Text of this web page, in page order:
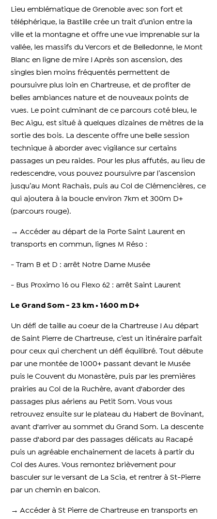
Lieu emblématique de Grenoble avec son fort et
téléphérique, la Bastille crée un trait d’union entre la
ville et la montagne et offre une vue imprenable sur la
vallée, les massifs du Vercors et de Belledonne, le Mont
Blanc en ligne de mire ! Après son ascension, des
singles bien moins fréquentés permettent de
poursuivre plus loin en Chartreuse, et de profiter de
belles ambiances nature et de nouveaux points de
vues. Le point culminant de ce parcours coté bleu, le
Bec Aigu, est situé à quelques dizaines de mètres de la
sortie des bois. La descente offre une belle session
technique à aborder avec vigilance sur certains
passages un peu raides. Pour les plus affutés, au lieu de
redescendre, vous pouvez poursuivre par l’ascension
jusqu’au Mont Rachais, puis au Col de Clémencières, ce
qui ajoutera à la boucle environ 7km et 300m D+
(parcours rouge).
→ Accéder au départ de la Porte Saint Laurent en
transports en commun, lignes M Réso :
- Tram B et D : arrêt Notre Dame Musée
- Bus Proximo 16 ou Flexo 62 : arrêt Saint Laurent
Le Grand Som - 23 km • 1600 m D+
Un défi de taille au coeur de la Chartreuse ! Au départ
de Saint Pierre de Chartreuse, c’est un itinéraire parfait
pour ceux qui cherchent un défi équilibré. Tout débute
par une montée de 1000+ passant devant le Musée
puis le Couvent du Monastère, puis par les premières
prairies au Col de la Ruchère, avant d'aborder des
passages plus aériens au Petit Som. Vous vous
retrouvez ensuite sur le plateau du Habert de Bovinant,
avant d'arriver au sommet du Grand Som. La descente
passe d'abord par des passages délicats au Racapé
puis un agréable enchainement de lacets à partir du
Col des Aures. Vous remontez brièvement pour
basculer sur le versant de La Scia, et rentrer à St-Pierre
par un chemin en balcon.
→ Accéder à St Pierre de Chartreuse en transports en